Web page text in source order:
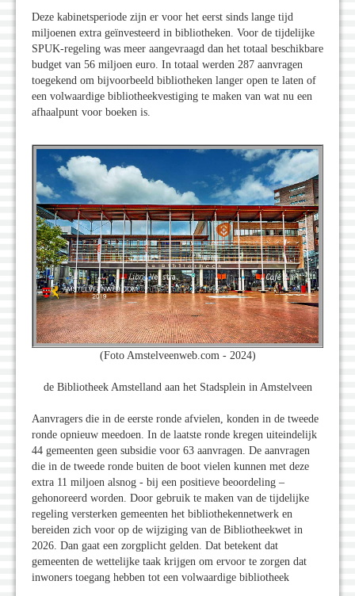
Deze kabinetsperiode zijn er voor het eerst sinds lange tijd
miljoenen extra geïnvesteerd in bibliotheken. Voor de tijdelijke
SPUK-regeling was meer aangevraagd dan het totaal beschikbare
budget van 56 miljoen euro. In totaal werden 287 aanvragen
toegekend om bijvoorbeeld bibliotheken langer open te laten of
een volwaardige bibliotheekvestiging te maken van wat nu een
afhaalpunt voor boeken is.
(Foto Amstelveenweb.com - 2024)
de Bibliotheek Amstelland aan het Stadsplein in Amstelveen
Aanvragers die in de eerste ronde afvielen, konden in de tweede
ronde opnieuw meedoen. In de laatste ronde kregen uiteindelijk
44 gemeenten geen subsidie voor 63 aanvragen. De aanvragen
die in de tweede ronde buiten de boot vielen kunnen met deze
extra 11 miljoen alsnog - bij een positieve beoordeling –
gehonoreerd worden. Door gebruik te maken van de tijdelijke
regeling versterken gemeenten het bibliothekennetwerk en
bereiden zich voor op de wijziging van de Bibliotheekwet in
2026. Dan gaat een zorgplicht gelden. Dat betekent dat
gemeenten de wettelijke taak krijgen om ervoor te zorgen dat
inwoners toegang hebben tot een volwaardige bibliotheek